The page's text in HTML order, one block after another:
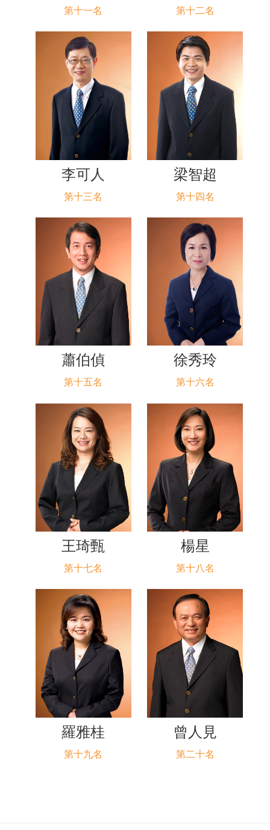
第十一名 第十二名
李可人
第十三名
梁智超
第十四名
蕭伯偵
第十五名
徐秀玲
第十六名
王琦甄
第十七名
楊星
第十八名
羅雅桂
第十九名
曾人見
第二十名